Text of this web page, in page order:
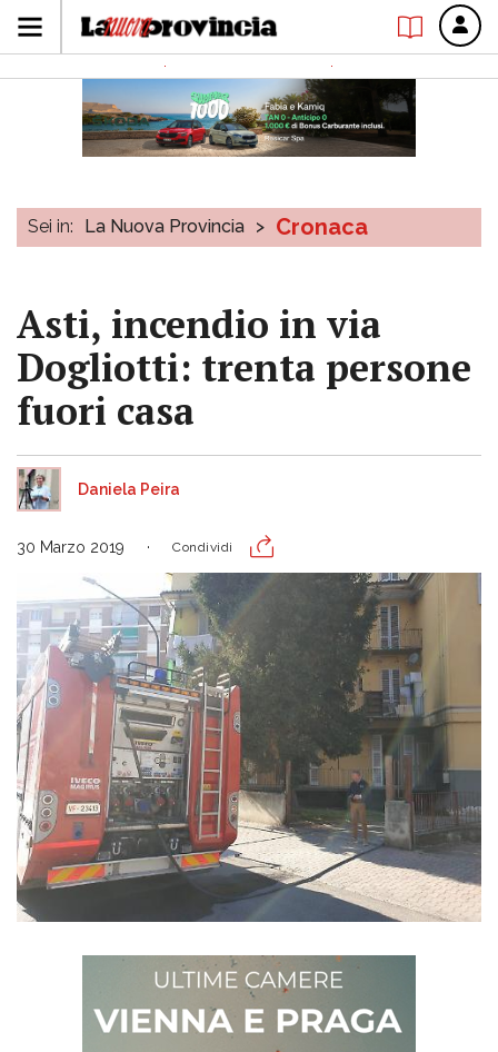
Sei in: La Nuova Provincia > Cronaca
Asti, incendio in via
Dogliotti: trenta persone
fuori casa
Daniela Peira
30 Marzo 2019 Condividi